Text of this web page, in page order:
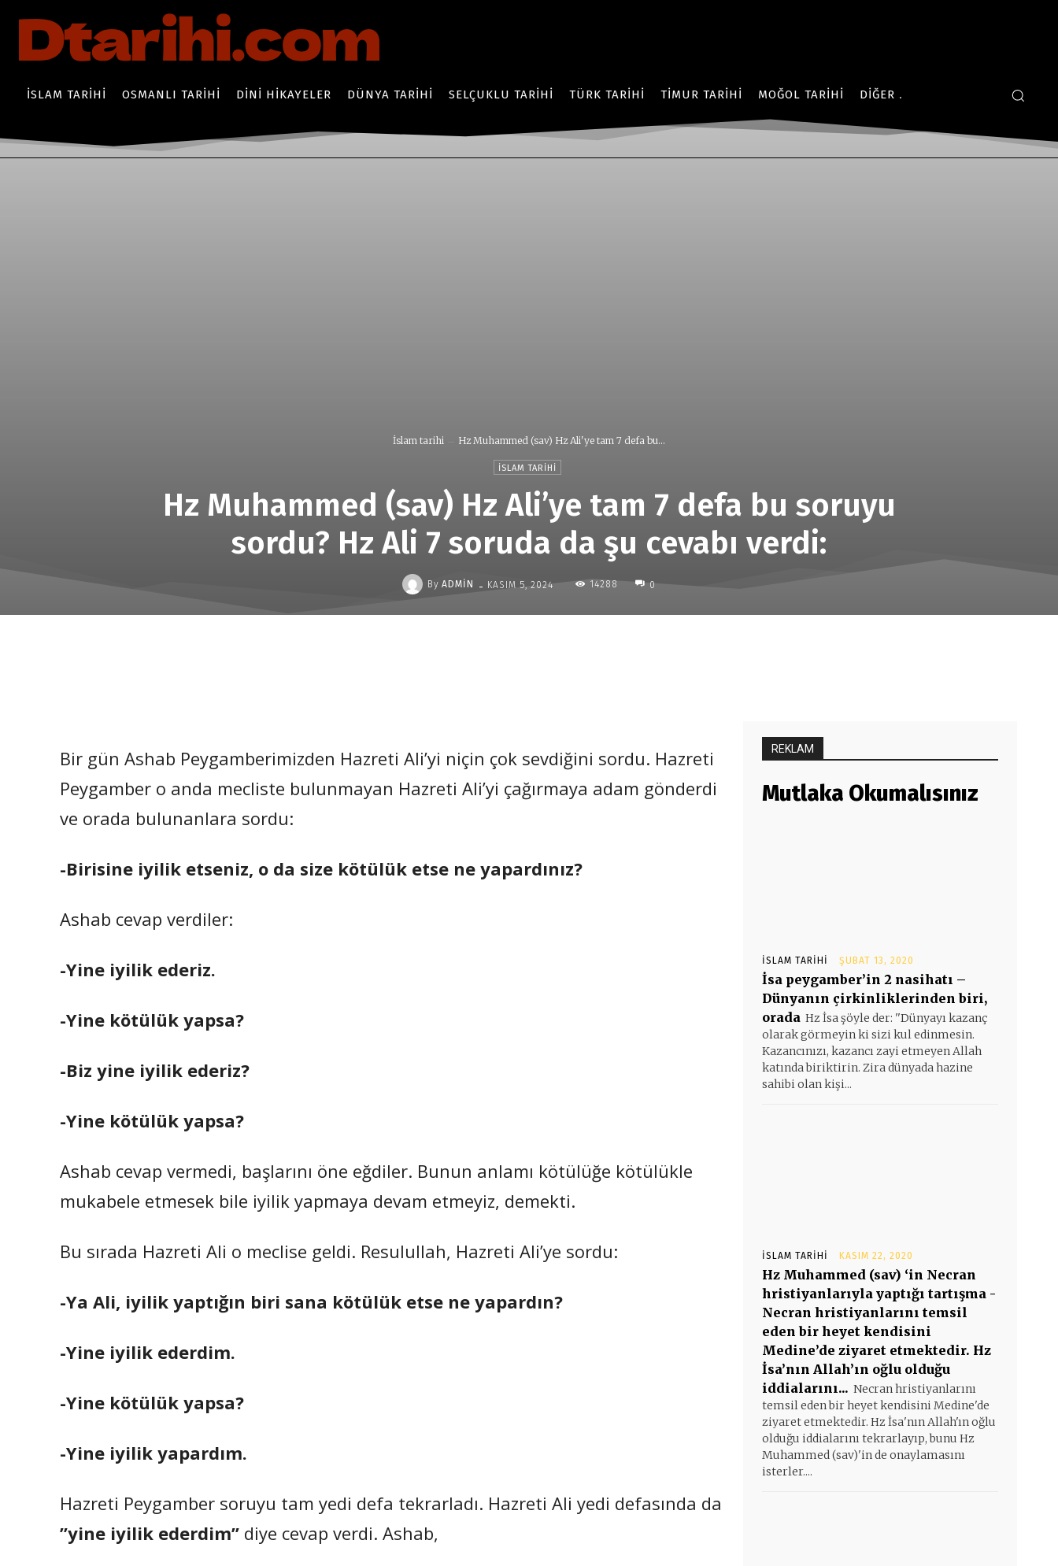
İSLAM TARIHI OSMANLI TARIHI DINI HIKAYELER DÜNYA TARIHI SELÇUKLU TARIHI TÜRK TARIHI TIMUR TARIHI MOĞOL TARIHI DIĞER
İslam tarihi Hz Muhammed (sav) Hz Ali'ye tam 7 defa bu...
İSLAM TARIHI
Hz Muhammed (sav) Hz Ali’ye tam 7 defa bu soruyu
sordu? Hz Ali 7 soruda da şu cevabı verdi:
By ADMIN - KASIM 5, 2024 14288 0
Bir gün Ashab Peygamberimizden Hazreti Ali’yi niçin çok sevdiğini sordu. Hazreti
Peygamber o anda mecliste bulunmayan Hazreti Ali’yi çağırmaya adam gönderdi
ve orada bulunanlara sordu:
-Birisine iyilik etseniz, o da size kötülük etse ne yapardınız?
Ashab cevap verdiler:
-Yine iyilik ederiz.
-Yine kötülük yapsa?
-Biz yine iyilik ederiz?
-Yine kötülük yapsa?
Ashab cevap vermedi, başlarını öne eğdiler. Bunun anlamı kötülüğe kötülükle
mukabele etmesek bile iyilik yapmaya devam etmeyiz, demekti.
Bu sırada Hazreti Ali o meclise geldi. Resulullah, Hazreti Ali’ye sordu:
-Ya Ali, iyilik yaptığın biri sana kötülük etse ne yapardın?
-Yine iyilik ederdim.
-Yine kötülük yapsa?
-Yine iyilik yapardım.
Hazreti Peygamber soruyu tam yedi defa tekrarladı. Hazreti Ali yedi defasında da
”yine iyilik ederdim” diye cevap verdi. Ashab,
REKLAM
Mutlaka Okumalısınız
İSLAM TARIHI ŞUBAT 13, 2020
İsa peygamber’in 2 nasihatı –
Dünyanın çirkinliklerinden biri,
orada Hz İsa şöyle der: ''Dünyayı kazanç
olarak görmeyin ki sizi kul edinmesin.
Kazancınızı, kazancı zayi etmeyen Allah
katında biriktirin. Zira dünyada hazine
sahibi olan kişi...
İSLAM TARIHI KASIM 22, 2020
Hz Muhammed (sav) ‘in Necran
hristiyanlarıyla yaptığı tartışma -
Necran hristiyanlarını temsil
eden bir heyet kendisini
Medine’de ziyaret etmektedir. Hz
İsa’nın Allah’ın oğlu olduğu
iddialarını... Necran hristiyanlarını
temsil eden bir heyet kendisini Medine'de
ziyaret etmektedir. Hz İsa'nın Allah'ın oğlu
olduğu iddialarını tekrarlayıp, bunu Hz
Muhammed (sav)'in de onaylamasını
isterler....